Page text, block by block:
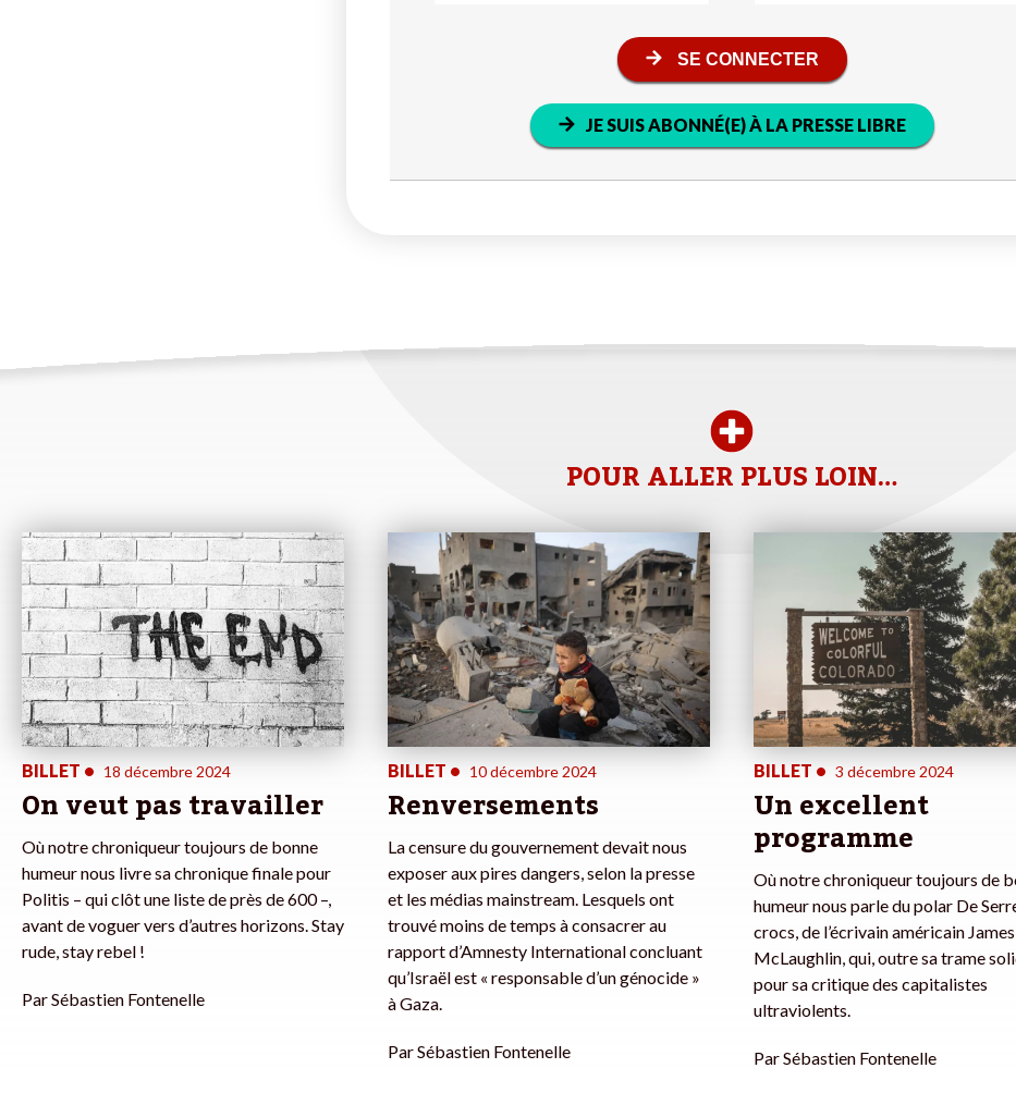
SE CONNECTER
JE SUIS ABONNÉ(E) À LA PRESSE LIBRE
POUR ALLER PLUS LOIN…
BILLET • 18 décembre 2024
On veut pas travailler
Où notre chroniqueur toujours de bonne
humeur nous livre sa chronique finale pour
Politis – qui clôt une liste de près de 600 –,
avant de voguer vers d’autres horizons. Stay
rude, stay rebel !
ParSébastien Fontenelle
BILLET • 10 décembre 2024
Renversements
La censure du gouvernement devait nous
exposer aux pires dangers, selon la presse
et les médias mainstream. Lesquels ont
trouvé moins de temps à consacrer au
rapport d’Amnesty International concluant
qu’Israël est « responsable d’un génocide »
à Gaza.
ParSébastien Fontenelle
BILLET • 3 décembre 2024
Un excellent
programme
Où notre chroniqueur toujours de
humeur nous parle du polar De
crocs, de l’écrivain américain
McLaughlin, qui, outre sa trame
pour sa critique des capitalistes
ultraviolents.
ParSébastien Fontenelle